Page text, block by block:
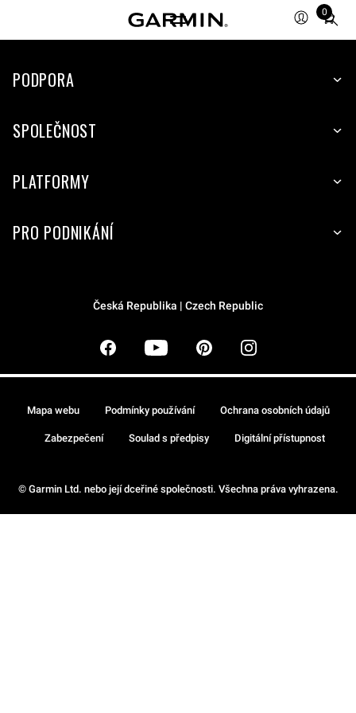
0
Total
items
cart:
PODPORA
SPOLEČNOST
PLATFORMY
PRO PODNIKÁNÍ
Česká Republika | Czech Republic
© Garmin Ltd. nebo její dceřiné společnosti. Všechna práva vyhrazena.
Mapa webu Podmínky používání Ochrana osobních údajů
Zabezpečení Soulad s předpisy Digitální přístupnost